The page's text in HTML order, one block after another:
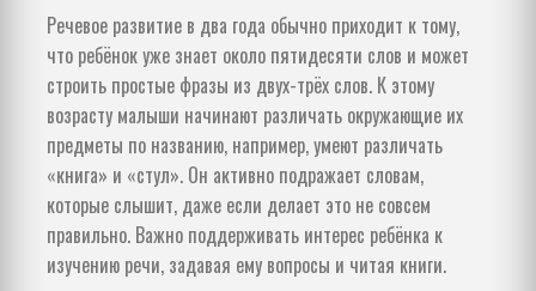
Речевое развитие в два года обычно приходит к тому,
что ребёнок уже знает около пятидесяти слов и может
строить простые фразы из двух-трёх слов. К этому
возрасту малыши начинают различать окружающие их
предметы по названию, например, умеют различать
«книга» и «стул». Он активно подражает словам,
которые слышит, даже если делает это не совсем
правильно. Важно поддерживать интерес ребёнка к
изучению речи, задавая ему вопросы и читая книги.